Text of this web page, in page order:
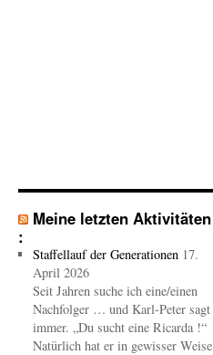
Meine letzten Aktivitäten
:
Staffellauf der Generationen 17.
April 2026
Seit Jahren suche ich eine/einen
Nachfolger … und Karl-Peter sagt
immer. „Du sucht eine Ricarda !“
Natürlich hat er in gewisser Weise